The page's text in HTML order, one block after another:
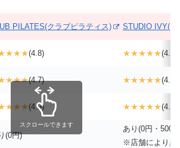
PILATES(クラブピラティス) STUDIO IVY(ス
(4.8) ★★★★★(4.7)
(4.7) ★★★★★(4.6)
(4.9) ★★★★★(4.2)
(0円)
あり(0円・500
※店舗により異
スクロールできます